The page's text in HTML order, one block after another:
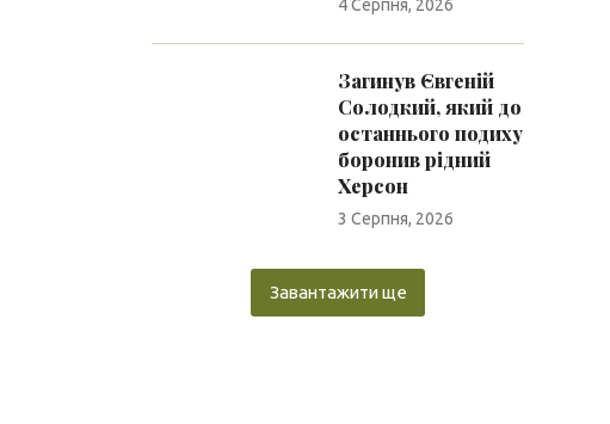
4 Серпня, 2026
Загинув Євгеній
Солодкий, який до
останнього подиху
боронив рідний
Херсон
3 Серпня, 2026
Завантажити ще